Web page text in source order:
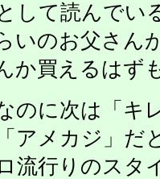
して読んでい
いのお父さん
か買えるはず
のに次は「キ
アメカジ」だ
流行りのスタ